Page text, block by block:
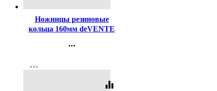
Ножницы резиновые
кольца 160мм deVENTE
...
Регистрация
more_horiz
equalizer